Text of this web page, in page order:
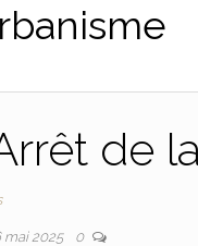
de
mai 2025 0